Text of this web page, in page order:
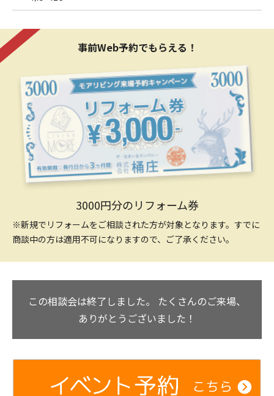
事前Web予約でもらえる！
3000円分のリフォーム券
※新規でリフォームをご相談された方が対象となります。すでに
商談中の方は適用不可になりますので、ご了承ください。
この相談会は終了しました。 たくさんのご来場、
ありがとうございました！